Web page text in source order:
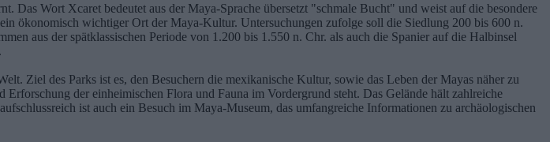
Wort Xcaret bedeutet aus der Maya-Sprache übersetzt "schmale Bucht" und weist auf die besondere
ökonomisch wichtiger Ort der Maya-Kultur. Untersuchungen zufolge soll die Siedlung 200 bis 600 n.
aus der spätklassischen Periode von 1.200 bis 1.550 n. Chr. als auch die Spanier auf die Halbinsel
Ziel des Parks ist es, den Besuchern die mexikanische Kultur, sowie das Leben der Mayas näher zu
der einheimischen Flora und Fauna im Vordergrund steht. Das Gelände hält zahlreiche
ist auch ein Besuch im Maya-Museum, das umfangreiche Informationen zu archäologischen